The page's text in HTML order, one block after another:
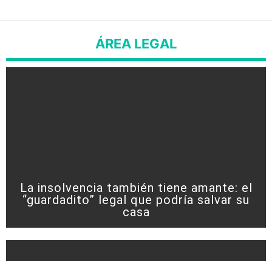
ÁREA LEGAL
La insolvencia también tiene amante: el
“guardadito” legal que podría salvar su
casa